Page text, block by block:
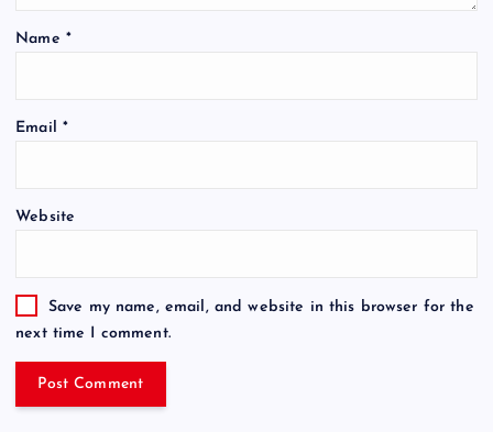
Name *
Email *
Website
Save my name, email, and website in this browser for the
next time I comment.